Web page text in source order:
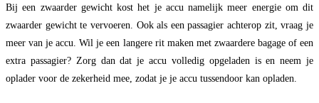
Bij een zwaarder gewicht kost het je accu namelijk meer energie om dit
zwaarder gewicht te vervoeren. Ook als een passagier achterop zit, vraag je
meer van je accu. Wil je een langere rit maken met zwaardere bagage of een
extra passagier? Zorg dan dat je accu volledig opgeladen is en neem je
oplader voor de zekerheid mee, zodat je je accu tussendoor kan opladen.